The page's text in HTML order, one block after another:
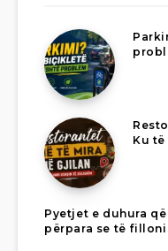
Ku
Pyetjet e duhura
përpara se të